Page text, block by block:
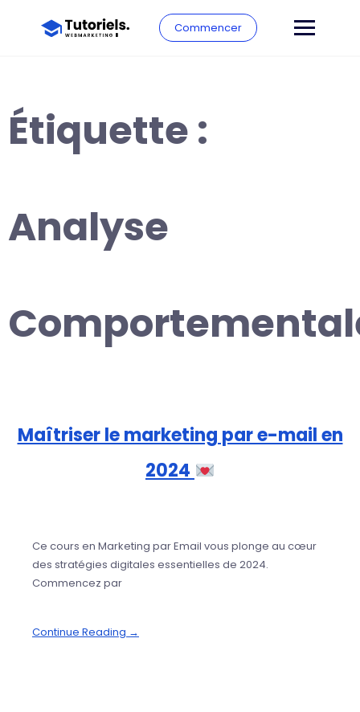
Commencer
Étiquette :
Analyse
Maîtriser le marketing par e-mail en
2024
Ce cours en Marketing par Email vous plonge au cœur
des stratégies digitales essentielles de 2024.
Commencez par
Continue Reading →